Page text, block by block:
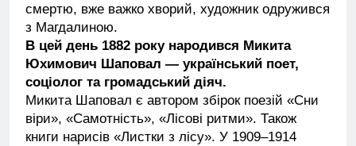
смертю, вже важко хворий, художник одружився
з Магдалиною.
В цей день 1882 року народився Микита
Юхимович Шаповал — український поет,
соціолог та громадський діяч.
Микита Шаповал є автором збірок поезій «Сни
віри», «Самотність», «Лісові ритми». Також
книги нарисів «Листки з лісу». У 1909–1914